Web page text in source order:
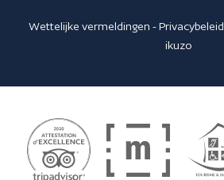
Wettelijke vermeldingen -Privacybeleid
ikuzo